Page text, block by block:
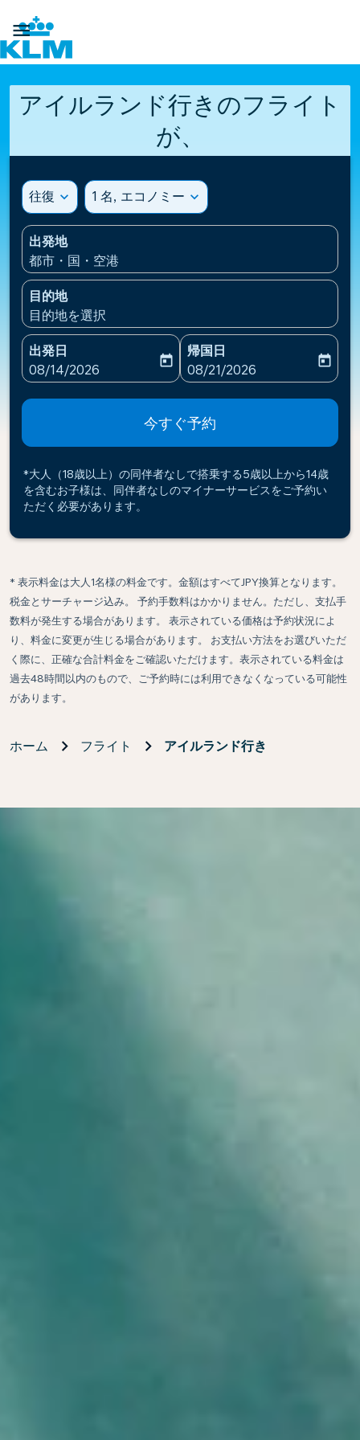

アイルランド行きのフライト
が、
往復 expand_more 1 名, エコノミー expand_more
出発地
都市・国・空港
目的地
目的地を選択
出発日
fc-booking-departure-date-aria-label
08/14/2026
today
帰国日
fc-booking-return-date-
08/21/2026
today
今すぐ予約
*大人（18歳以上）の同伴者なしで搭乗する5歳以上から14歳
を含むお子様は、同伴者なしのマイナーサービスをご予約い
ただく必要があります。
* 表示料金は大人1名様の料金です。金額はすべてJPY換算となります。
税金とサーチャージ込み。 予約手数料はかかりません。ただし、支払手
数料が発生する場合があります。 表示されている価格は予約状況によ
り、料金に変更が生じる場合があります。 お支払い方法をお選びいただ
く際に、正確な合計料金をご確認いただけます。表示されている料金は
過去48時間以内のもので、ご予約時には利用できなくなっている可能性
があります。
ホーム フライト アイルランド行き